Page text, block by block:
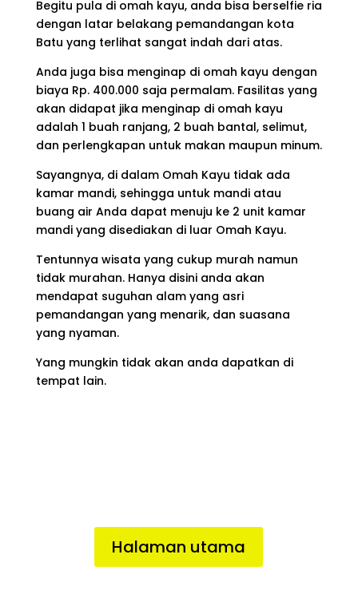
Begitu pula di omah kayu, anda bisa berselfie ria
dengan latar belakang pemandangan kota
Batu yang terlihat sangat indah dari atas.
Anda juga bisa menginap di omah kayu dengan
biaya Rp. 400.000 saja permalam. Fasilitas yang
akan didapat jika menginap di omah kayu
adalah 1 buah ranjang, 2 buah bantal, selimut,
dan perlengkapan untuk makan maupun minum.
Sayangnya, di dalam Omah Kayu tidak ada
kamar mandi, sehingga untuk mandi atau
buang air Anda dapat menuju ke 2 unit kamar
mandi yang disediakan di luar Omah Kayu.
Tentunnya wisata yang cukup murah namun
tidak murahan. Hanya disini anda akan
mendapat suguhan alam yang asri
pemandangan yang menarik, dan suasana
yang nyaman.
Yang mungkin tidak akan anda dapatkan di
tempat lain.
Halaman utama